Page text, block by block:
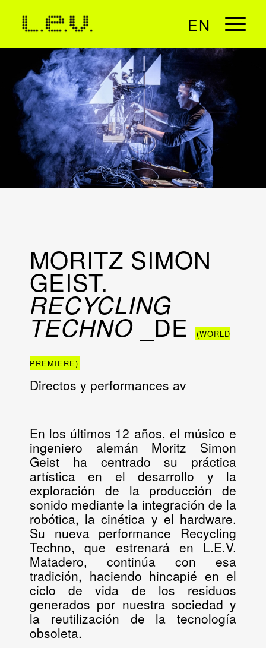
EN
MORITZ SIMON
GEIST.
RECYCLING
TECHNO _DE (WORLD
PREMIERE)
Directos y performances av
En los últimos 12 años, el músico e
ingeniero alemán Moritz Simon
Geist ha centrado su práctica
artística en el desarrollo y la
exploración de la producción de
sonido mediante la integración de la
robótica, la cinética y el hardware.
Su nueva performance Recycling
Techno, que estrenará en L.E.V.
Matadero, continúa con esa
tradición, haciendo hincapié en el
ciclo de vida de los residuos
generados por nuestra sociedad y
la reutilización de la tecnología
obsoleta.